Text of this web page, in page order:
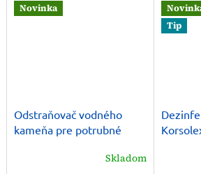
Novinka
Odstraňovač vodného
kameňa pre potrubné
Skladom
Tip